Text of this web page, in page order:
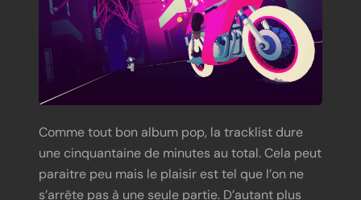
Comme tout bon album pop, la tracklist dure
une cinquantaine de minutes au total. Cela peut
paraitre peu mais le plaisir est tel que l’on ne
s’arrête pas à une seule partie. D’autant plus